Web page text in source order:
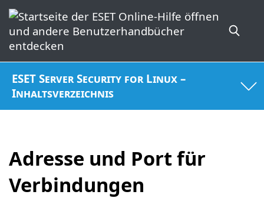
ESET Server Security for Linux –
Inhaltsverzeichnis
Adresse und Port für
Verbindungen